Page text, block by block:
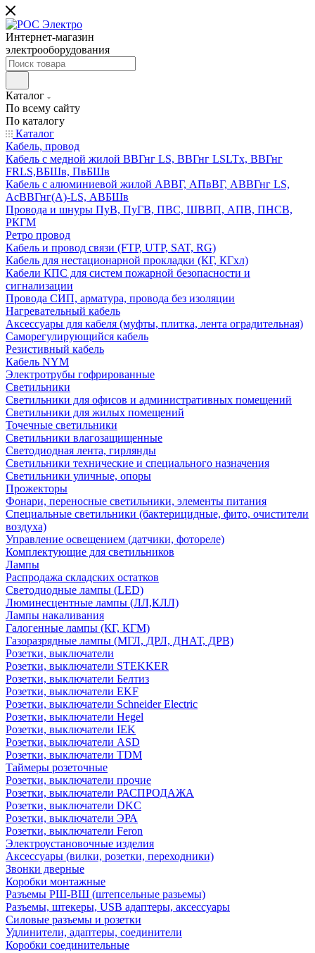
Интернет-магазин
электрооборудования
Каталог
По всему сайту
По каталогу
Каталог
Кабель, провод
Кабель с медной жилой ВВГнг LS, ВВГнг LSLTx, ВВГнг
FRLS,ВБШв, ПвБШв
Кабель с алюминиевой жилой АВВГ, АПвВГ, АВВГнг LS,
АсВВГнг(А)-LS, АВБШв
Провода и шнуры ПуВ, ПуГВ, ПВС, ШВВП, АПВ, ПНСВ,
РКГМ
Ретро провод
Кабель и провод связи (FTP, UTP, SAT, RG)
Кабель для нестационарной прокладки (КГ, КГхл)
Кабели КПС для систем пожарной безопасности и
сигнализации
Провода СИП, арматура, провода без изоляции
Нагревательный кабель
Аксессуары для кабеля (муфты, плитка, лента оградительная)
Саморегулирующийся кабель
Резистивный кабель
Кабель NYM
Электротрубы гофрированные
Светильники
Светильники для офисов и административных помещений
Светильники для жилых помещений
Точечные светильники
Светильники влагозащищенные
Светодиодная лента, гирлянды
Светильники технические и специального назначения
Светильники уличные, опоры
Прожекторы
Фонари, переносные светильники, элементы питания
Специальные светильники (бактерицидные, фито, очистители
воздуха)
Управление освещением (датчики, фотореле)
Комплектующие для светильников
Лампы
Распродажа складских остатков
Светодиодные лампы (LED)
Люминесцентные лампы (ЛЛ,КЛЛ)
Лампы накаливания
Галогенные лампы (КГ, КГМ)
Газоразрядные лампы (МГЛ, ДРЛ, ДНАТ, ДРВ)
Розетки, выключатели
Розетки, выключатели STEKKER
Розетки, выключатели Белтиз
Розетки, выключатели EKF
Розетки, выключатели Schneider Electric
Розетки, выключатели Hegel
Розетки, выключатели IEK
Розетки, выключатели ASD
Розетки, выключатели TDM
Таймеры розеточные
Розетки, выключатели прочие
Розетки, выключатели РАСПРОДАЖА
Розетки, выключатели DKC
Розетки, выключатели ЭРА
Розетки, выключатели Feron
Электроустановочные изделия
Аксессуары (вилки, розетки, переходники)
Звонки дверные
Коробки монтажные
Разъемы РШ-ВШ (штепсельные разьемы)
Разъемы, штекеры, USB адаптеры, аксессуары
Силовые разъемы и розетки
Удлинители, адаптеры, соединители
Коробки соединительные